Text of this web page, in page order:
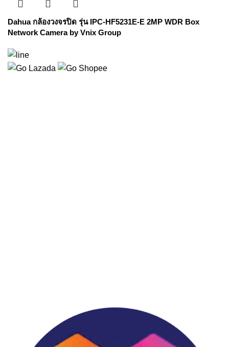
Dahua กล้องวงจรปิด รุ่น IPC-HF5231E-E 2MP WDR Box
Network Camera by Vnix Group